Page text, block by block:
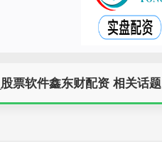
票软件鑫东财配资 相关话题